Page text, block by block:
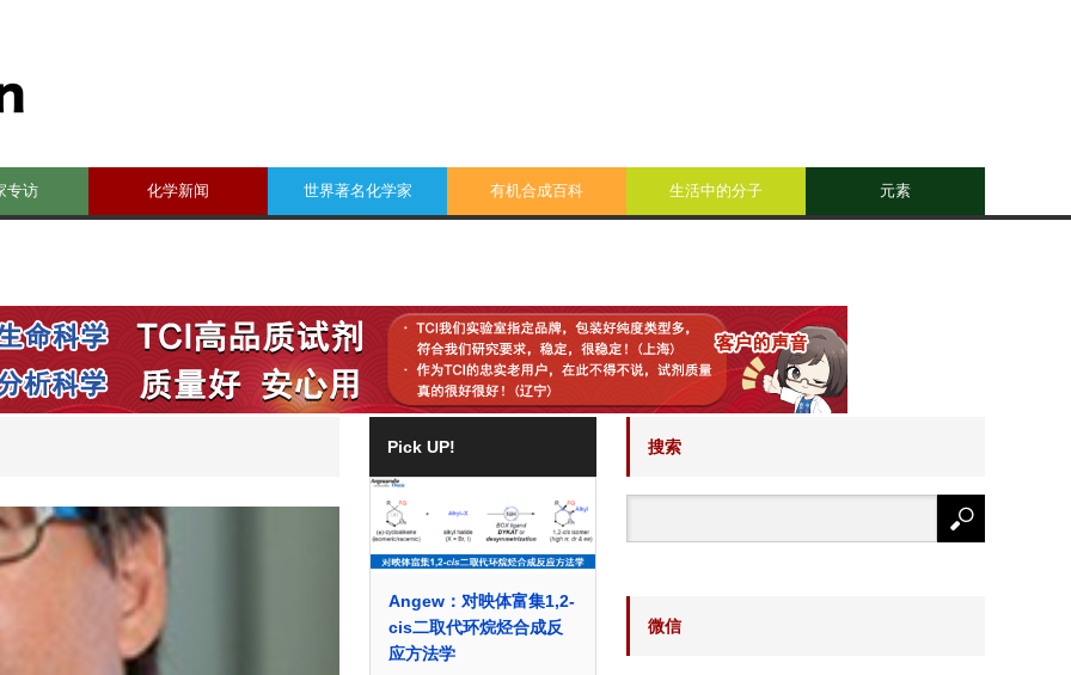
专访 化学新闻 世界著名化学家 有机合成百科 生活中的分子 元素
Pick UP!
Angew：对映体富集1,2-
cis二取代环烷烃合成反
应方法学
搜索
微信